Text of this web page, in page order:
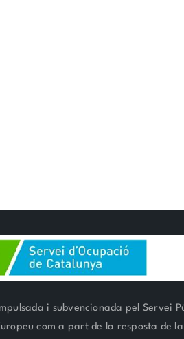
i subvencionada pel Servei
com a part de la resposta de